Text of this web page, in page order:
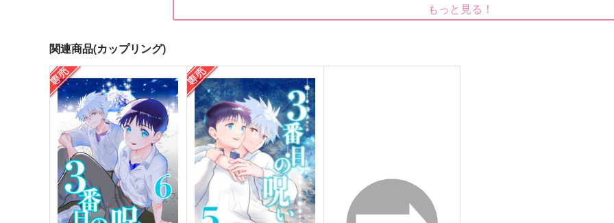
EVA参拾周年お祝い本
RAYTREC
472円（税込）
オールキャラ
サンプル 作品詳細
アスカ様は告らせたい
ナポレオンフィッシュ
2,750円（税込）
アスカ×シンジ
サンプル 作品詳細
アスカ×シンジ
サンプル 作品詳細
もっと見る！
関連商品(カップリング)